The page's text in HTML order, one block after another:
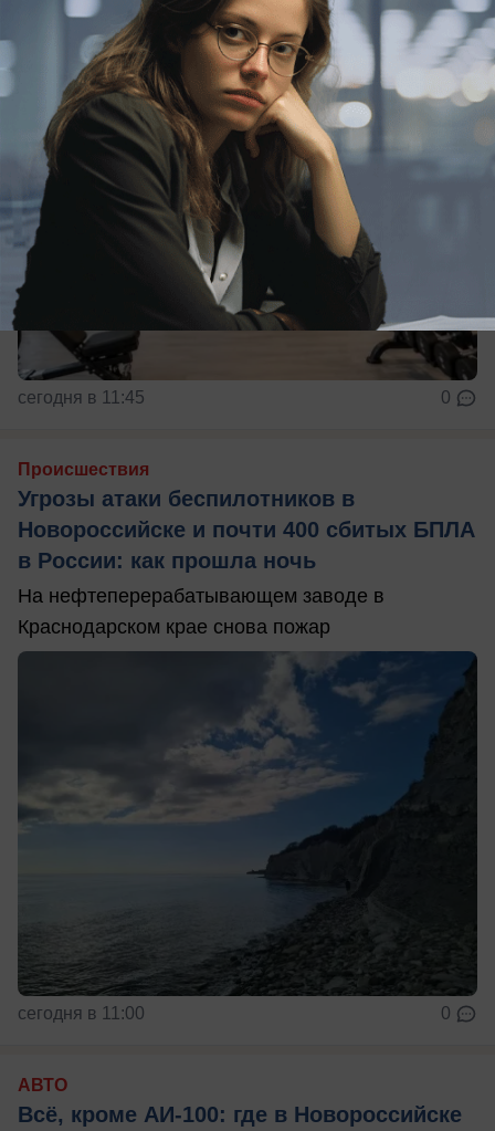
Новороссийске?
сегодня в 11:45 0
Происшествия
Угрозы атаки беспилотников в
Новороссийске и почти 400 сбитых БПЛА
в России: как прошла ночь
На нефтеперерабатывающем заводе в
Краснодарском крае снова пожар
сегодня в 11:00 0
АВТО
Всё, кроме АИ-100: где в Новороссийске